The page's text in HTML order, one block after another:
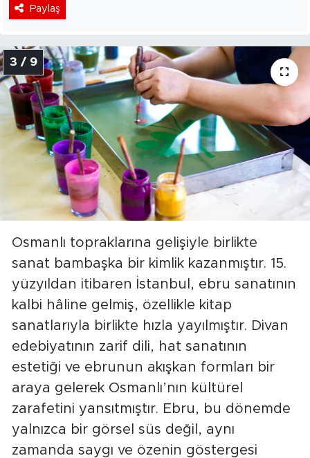
Paylaş
3 / 9
Osmanlı topraklarına gelişiyle birlikte
sanat bambaşka bir kimlik kazanmıştır. 15.
yüzyıldan itibaren İstanbul, ebru sanatının
kalbi hâline gelmiş, özellikle kitap
sanatlarıyla birlikte hızla yayılmıştır. Divan
edebiyatının zarif dili, hat sanatının
estetiği ve ebrunun akışkan formları bir
araya gelerek Osmanlı’nın kültürel
zarafetini yansıtmıştır. Ebru, bu dönemde
yalnızca bir görsel süs değil, aynı
zamanda saygı ve özenin göstergesi